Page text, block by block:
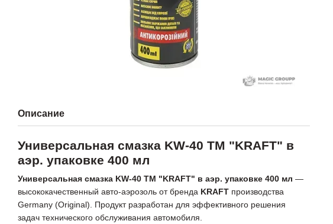
Описание
Универсальная смазка KW-40 TM "KRAFT" в
аэр. упаковке 400 мл
Универсальная смазка KW-40 TM "KRAFT" в аэр. упаковке 400 мл —
высококачественный авто-аэрозоль от бренда KRAFT производства
Germany (Original). Продукт разработан для эффективного решения
задач технического обслуживания автомобиля.